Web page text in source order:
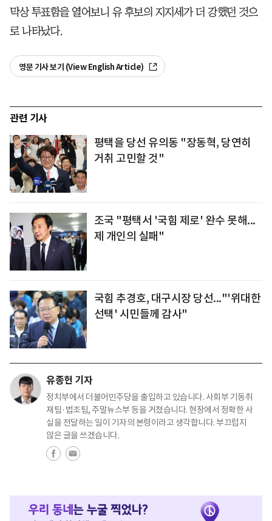
막상 투표함을 열어보니 유 후보의 지지세가 더 강했던 것으
로 나타났다.
영문 기사 보기 (View English Article)
관련 기사
평택을 당선 유의동 "장동혁, 당연히
거취 고민할 것"
조국 "평택서 '국힘 제로' 완수 못해...
제 개인의 실패"
국힘 추경호, 대구시장 당선..."'위대한
선택' 시민들께 감사"
유종헌 기자
정치부에서 더불어민주당을 출입하고 있습니다. 사회부 기동취
재팀·법조팀, 주말뉴스부 등을 거쳤습니다. 현장에서 정확한 사
실을 전달하는 일이 기자의 본령이라고 생각합니다. 부끄럽지
않은 글을 쓰겠습니다.